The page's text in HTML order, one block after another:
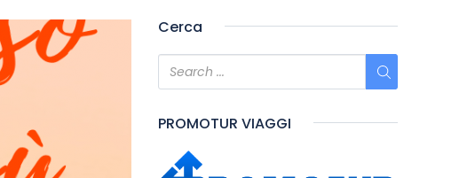
Cerca
PROMOTUR VIAGGI